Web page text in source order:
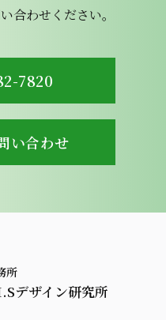
合わせください。
7820
い合わせ
所
デザイン研究所